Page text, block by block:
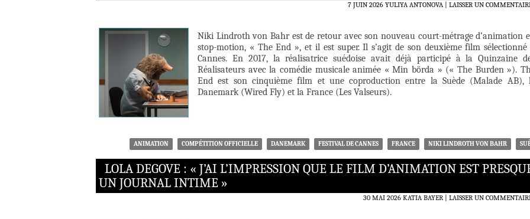
7 JUIN 2026 YULIYA ANTONOVA LAISSER UN
Niki Lindroth von Bahr est de retour avec son nouveau court-métrage d’animation
stop-motion, « The End », et il est super. Il s’agit de son deuxième film sélectionné
Cannes. En 2017, la réalisatrice suédoise avait déjà participé à la Quinzaine
Réalisateurs avec la comédie musicale animée « Min börda » (« The Burden »).
End est son cinquième film et une coproduction entre la Suède (Malade AB),
Danemark (Wired Fly) et la France (Les Valseurs).
ANIMATION COMPÉTITION OFFICIELLE DANEMARK FESTIVAL DE CANNES FRANCE NIKI LINDROTH VON BAHR
LOLA DEGOVE : « J’AI L’IMPRESSION QUE LE FILM D’ANIMATION EST
UN JOURNAL INTIME »
30 MAI 2026 KATIA BAYER LAISSER UN